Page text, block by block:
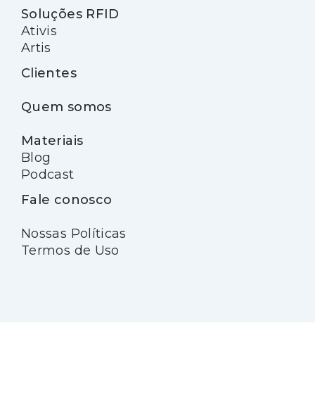
Soluções RFID
Ativis
Artis
Clientes
Quem somos
Materiais
Blog
Podcast
Fale conosco
Nossas Políticas
Termos de Uso